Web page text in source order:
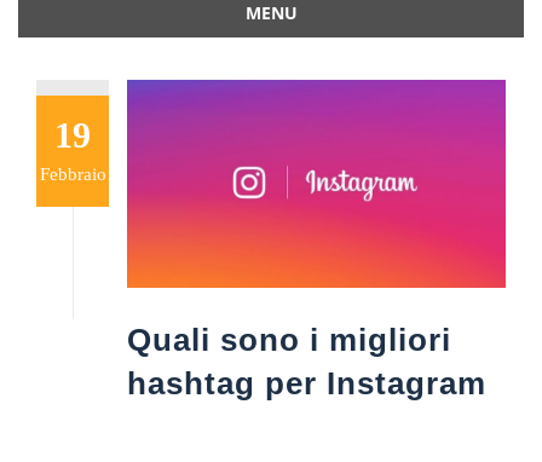
MENU
contenuto
19
Febbraio
Quali sono i migliori
hashtag per Instagram